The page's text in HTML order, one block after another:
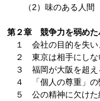
（2）味のある人間
第２章 競争力を弱めた
１ 会社の目的を失い
２ 東京は相手にしな
３ 福岡が大阪を超え
４ 「個人の尊重」の
５ 公の精神に欠けた